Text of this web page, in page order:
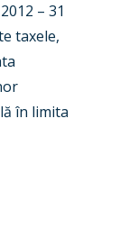
– 31
taxele,
în limita
/ Incidents
2025Jets